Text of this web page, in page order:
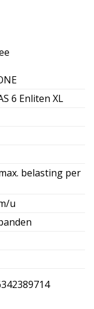
6 Enliten XL
belasting per
u